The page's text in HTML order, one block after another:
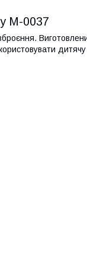
M-0037